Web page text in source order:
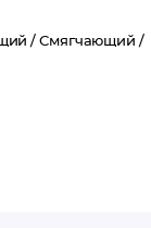
/Смягчающий /